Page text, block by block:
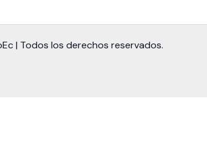
| Todos los derechos reservados.